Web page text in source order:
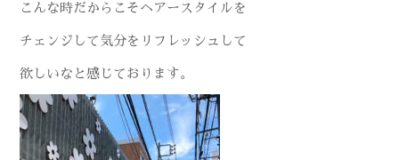
こんな時だからこそヘアースタイルを
チェンジして気分をリフレッシュして
欲しいなと感じております。